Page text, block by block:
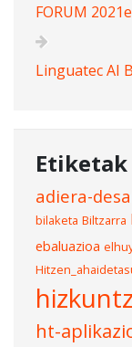
FORUM
Linguatec AI
Etiketak
adiera-
bilaketa Biltzarra
ebaluazioa
ht-